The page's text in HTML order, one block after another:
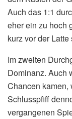
Auch das 1:1
eher ein zu hoch
kurz vor der
Im zweiten
Dominanz. Auch
Chancen kamen,
Schlusspfiff
vergangenen